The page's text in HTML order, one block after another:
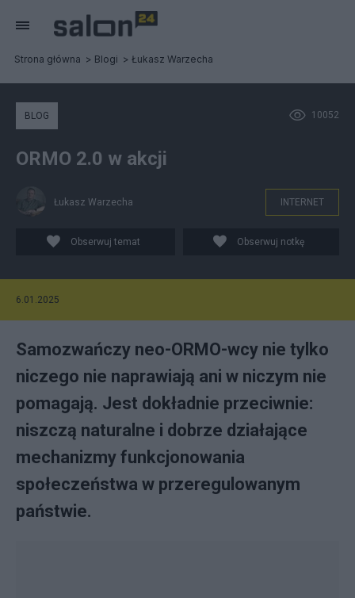
Strona główna Blogi Łukasz Warzecha
10052
BLOG
ORMO 2.0 w akcji
Łukasz Warzecha INTERNET
Obserwuj temat Obserwuj notkę
6.01.2025
Samozwańczy neo-ORMO-wcy nie tylko
niczego nie naprawiają ani w niczym nie
pomagają. Jest dokładnie przeciwnie:
niszczą naturalne i dobrze działające
mechanizmy funkcjonowania
społeczeństwa w przeregulowanym
państwie.